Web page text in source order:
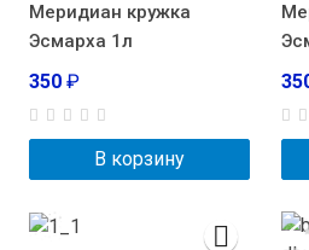
Меридиан кружка
Эсмарха 1л
350 ₽
В корзину